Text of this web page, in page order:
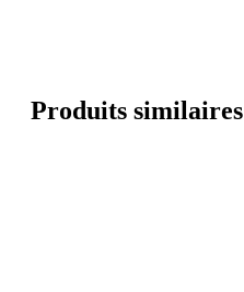
Produits similaires